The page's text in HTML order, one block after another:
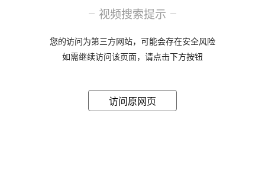
视频搜索提示
您的访问为第三方网站，可能会存在安全风险
如需继续访问该页面，请点击下方按钮
访问原网页